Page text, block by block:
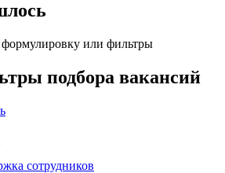
или фильтры
подбора вакансий
сотрудников